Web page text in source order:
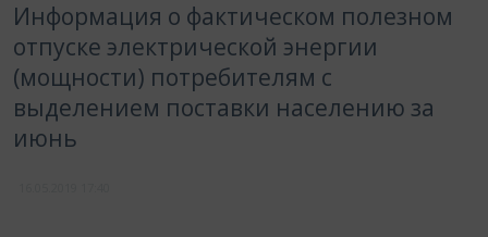
Информация о фактическом полезном
отпуске электрической энергии
(мощности) потребителям с
выделением поставки населению за
июнь